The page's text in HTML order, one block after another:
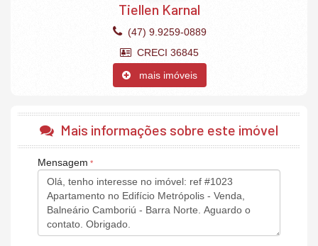
Hall de entrada mobiliado e decorado
Piscina adulto e infantil com borda infinita
Tiellen Karnal
(47) 9.9259-0889
CRECI 36845
mais imóveis
Mais informações sobre este imóvel
Mensagem